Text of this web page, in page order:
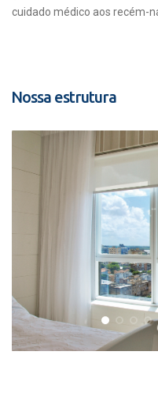
cuidado médico aos recém-
Nossa estrutura